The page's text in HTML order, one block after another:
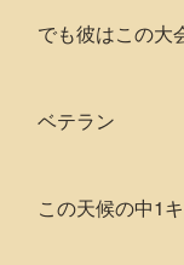
でも彼はこの大
ベテラン
この天候の中1